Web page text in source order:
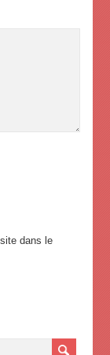
dans le